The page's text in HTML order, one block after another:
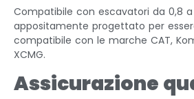
Compatibile con escavatori da 0,8
appositamente progettato per
compatibile con le marche CAT,
XCMG.
Assicurazione